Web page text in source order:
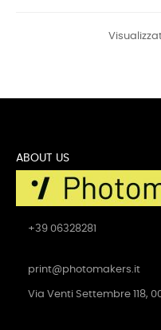
ABOUT US
+39 06328281
print@photomakers.it
Via Venti Settembre 118,